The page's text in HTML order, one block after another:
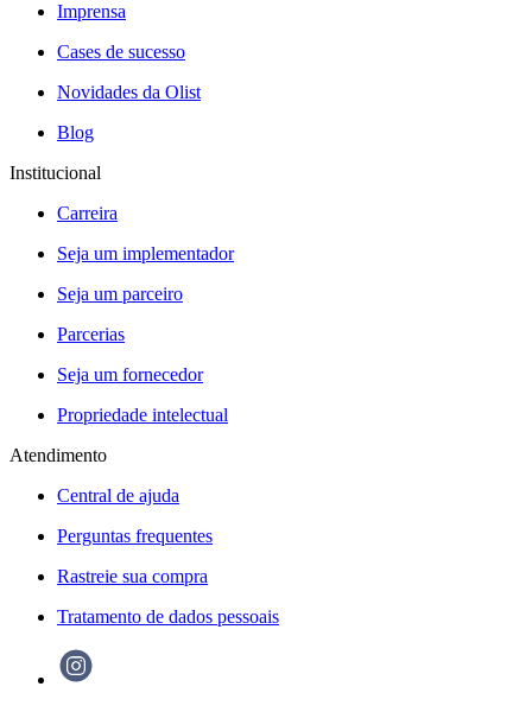
Imprensa
Cases de sucesso
Novidades da Olist
Blog
Institucional
Carreira
Seja um implementador
Seja um parceiro
Parcerias
Seja um fornecedor
Propriedade intelectual
Atendimento
Central de ajuda
Perguntas frequentes
Rastreie sua compra
Tratamento de dados pessoais